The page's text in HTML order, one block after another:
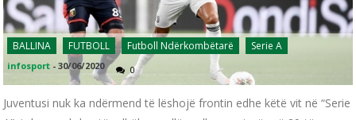
BALLINA FUTBOLL Futboll Ndërkombëtarë Serie A
infosport -30/06/2020 0
Juventusi nuk ka ndërmend të lëshojë frontin edhe këtë vit në “Serie